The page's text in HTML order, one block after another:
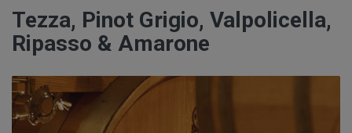
Tezza, Pinot Grigio, Valpolicella,
Ripasso & Amarone